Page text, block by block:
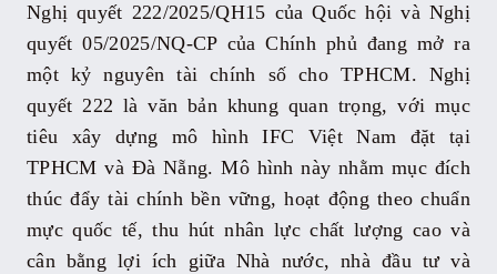
Nghị quyết 222/2025/QH15 của Quốc hội và Nghị
quyết 05/2025/NQ-CP của Chính phủ đang mở ra
một kỷ nguyên tài chính số cho TPHCM. Nghị
quyết 222 là văn bản khung quan trọng, với mục
tiêu xây dựng mô hình IFC Việt Nam đặt tại
TPHCM và Đà Nẵng. Mô hình này nhằm mục đích
thúc đẩy tài chính bền vững, hoạt động theo chuẩn
mực quốc tế, thu hút nhân lực chất lượng cao và
cân bằng lợi ích giữa Nhà nước, nhà đầu tư và